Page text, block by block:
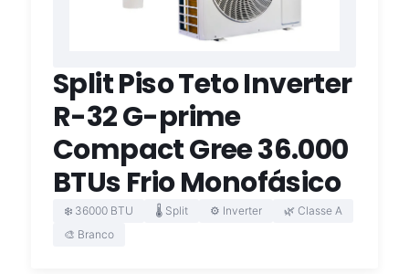
Split Piso Teto Inverter
R-32 G-prime
Compact Gree 36.000
BTUs Frio Monofásico
❄️ 36000 BTU 🌡️ Split ⚙️ Inverter
🌿 Classe A
🎨 Branco